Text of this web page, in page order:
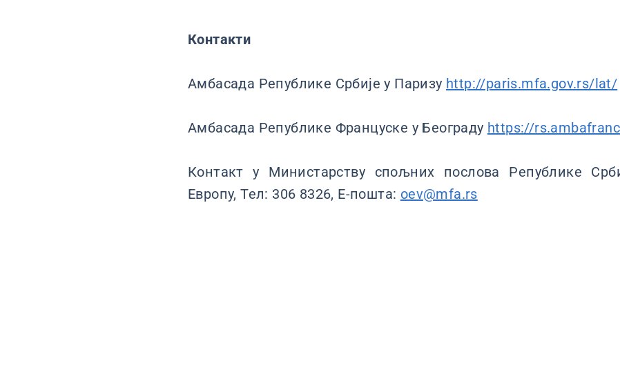
Контакти
Амбасадa Републике Србије у Паризу http://paris.mfa.gov.rs/lat/
Амбасада Републике Француске у Београду https://
Контакт у Министарству спољних послова Републике
Европу, Тел: 306 8326, Е-пошта: oev@mfa.rs